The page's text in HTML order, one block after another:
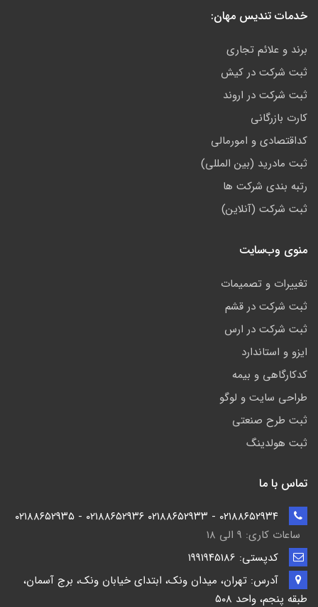
خدمات تندیس مهان:
برند و علائم تجاری
ثبت شرکت در کیش
ثبت شرکت در اروند
کارت بازرگانی
کداقتصادی و امورمالی
ثبت مادرید (بین المللی)
رتبه بندی شرکت ها
ثبت شرکت (آنلاین)
منوی وب‌سایت
تغییرات و تصمیمات
ثبت شرکت در قشم
ثبت شرکت در ارس
ایزو و استاندارد
کدکارگاهی و بیمه
طراحی سایت و لوگو
ثبت طرح صنعتی
ثبت هولدینگ
تماس با ما
ساعات کاری: ۹ الی ۱۸
کدپستی: ۱۹۹۱۹۴5186
آدرس: تهران، میدان ونک، ابتدای خیابان ونک، برج آسمان،
طبقه پنجم، واحد ۵۰۸